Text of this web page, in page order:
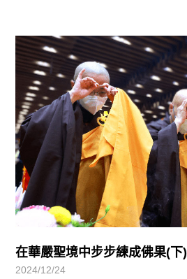
在華嚴聖境中步步練成佛果(下)
2024/12/24